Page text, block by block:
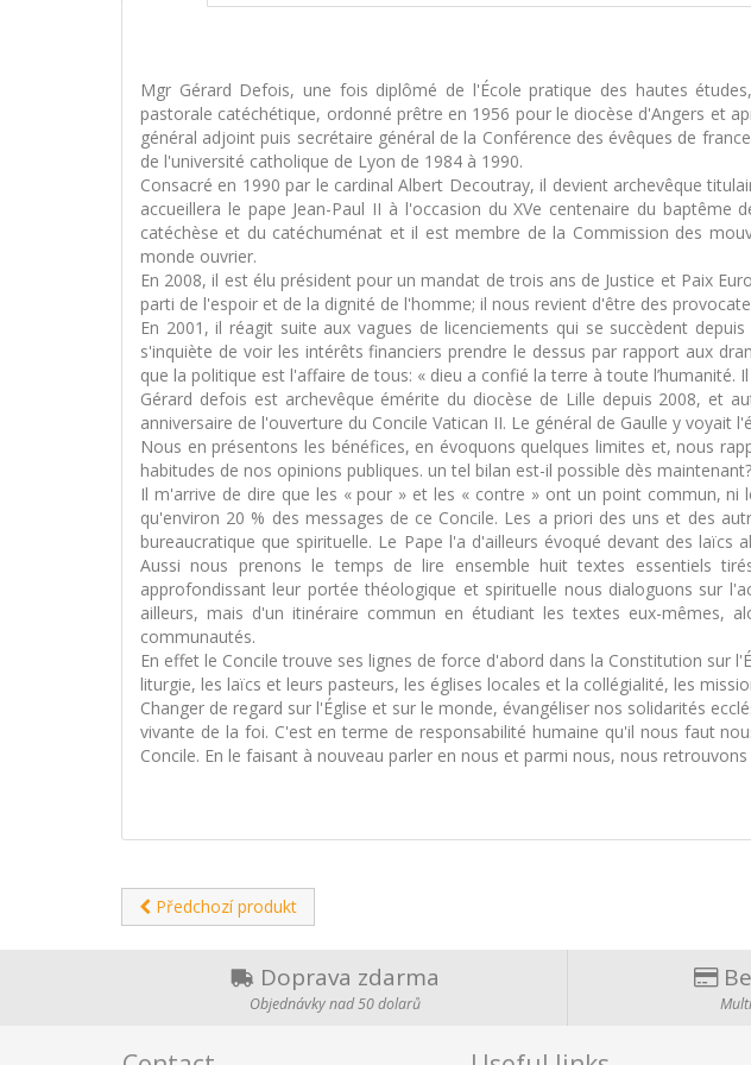
Mgr Gérard Defois, une fois diplômé de l'École pratique des hautes
pastorale catéchétique, ordonné prêtre en 1956 pour le diocèse d'Angers et
général adjoint puis secrétaire général de la Conférence des évêques de
de l'université catholique de Lyon de 1984 à 1990.
Consacré en 1990 par le cardinal Albert Decoutray, il devient archevêque
accueillera le pape Jean-Paul II à l'occasion du XVe centenaire du
catéchèse et du catéchuménat et il est membre de la Commission des
monde ouvrier.
En 2008, il est élu président pour un mandat de trois ans de Justice et Paix
parti de l'espoir et de la dignité de l'homme; il nous revient d'être des
En 2001, il réagit suite aux vagues de licenciements qui se succèdent
s'inquiète de voir les intérêts financiers prendre le dessus par rapport aux
que la politique est l'affaire de tous: « dieu a confié la terre à toute l’humanité.
Gérard defois est archevêque émérite du diocèse de Lille depuis 2008, et
anniversaire de l'ouverture du Concile Vatican II. Le général de Gaulle y
Nous en présentons les bénéfices, en évoquons quelques limites et, nous
habitudes de nos opinions publiques. un tel bilan est-il possible dès maintenant?
Il m'arrive de dire que les « pour » et les « contre » ont un point commun,
qu'environ 20 % des messages de ce Concile. Les a priori des uns et des
bureaucratique que spirituelle. Le Pape l'a d'ailleurs évoqué devant des
Aussi nous prenons le temps de lire ensemble huit textes essentiels
approfondissant leur portée théologique et spirituelle nous dialoguons sur
ailleurs, mais d'un itinéraire commun en étudiant les textes eux-mêmes,
communautés.
En effet le Concile trouve ses lignes de force d'abord dans la Constitution sur
liturgie, les laïcs et leurs pasteurs, les églises locales et la collégialité, les
Changer de regard sur l'Église et sur le monde, évangéliser nos solidarités
vivante de la foi. C'est en terme de responsabilité humaine qu'il nous faut
Concile. En le faisant à nouveau parler en nous et parmi nous, nous
Předchozí produkt
Doprava zdarma
Objednávky nad 50 dolarů